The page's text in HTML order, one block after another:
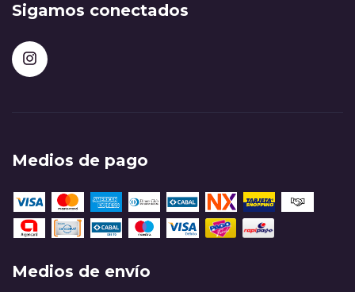
Sigamos conectados
Medios de pago
Medios de envío